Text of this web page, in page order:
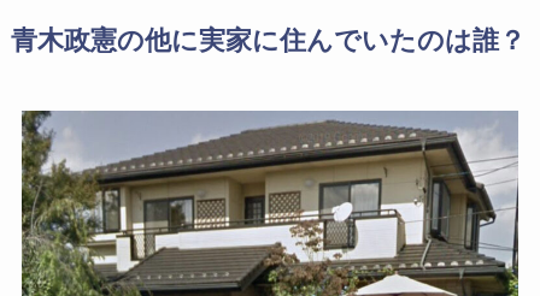
青木政憲の他に実家に住んでいたのは誰？